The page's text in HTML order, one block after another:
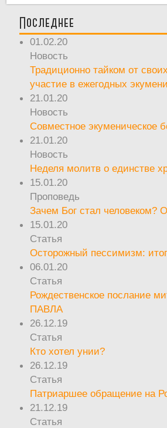
Последнее
01.02.20
Новость
Традиционно тайком от
участие в ежегодных
21.01.20
Новость
Совместное экуменическое
21.01.20
Новость
Неделя молитв о единстве
15.01.20
Проповедь
Зачем Бог стал человеком?
15.01.20
Статья
Осторожный пессимизм:
06.01.20
Статья
Рождественское послание
ПАВЛА
26.12.19
Статья
Кто хотел унии?
26.12.19
Статья
Патриаршее обращение на
21.12.19
Статья